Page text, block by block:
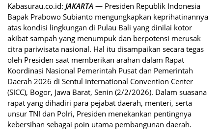
Kabasurau.co.id: JAKARTA — Presiden Republik Indonesia
Bapak Prabowo Subianto mengungkapkan keprihatinannya
atas kondisi lingkungan di Pulau Bali yang dinilai kotor
akibat sampah yang menumpuk dan berpotensi merusak
citra pariwisata nasional. Hal itu disampaikan secara tegas
oleh Presiden saat memberikan arahan dalam Rapat
Koordinasi Nasional Pemerintah Pusat dan Pemerintah
Daerah 2026 di Sentul International Convention Center
(SICC), Bogor, Jawa Barat, Senin (2/2/2026). Dalam suasana
rapat yang dihadiri para pejabat daerah, menteri, serta
unsur TNI dan Polri, Presiden menekankan pentingnya
kebersihan sebagai poin utama pembangunan daerah.